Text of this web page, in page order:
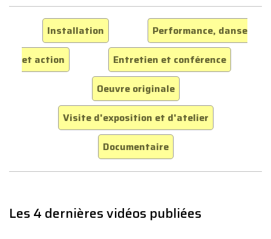
Installation
Performance, danse
et action
Entretien et conférence
Oeuvre originale
Visite d'exposition et d'atelier
Documentaire
Les 4 dernières vidéos publiées